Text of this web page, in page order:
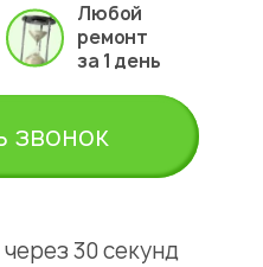
Любой
ремонт
за 1 день
звонок
30 секунд